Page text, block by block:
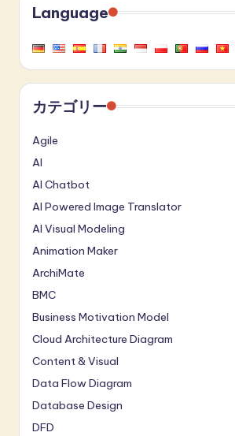
Language
カテゴリー
Agile
AI
AI Chatbot
AI Powered Image Translator
AI Visual Modeling
Animation Maker
ArchiMate
BMC
Business Motivation Model
Cloud Architecture Diagram
Content & Visual
Data Flow Diagram
Database Design
DFD